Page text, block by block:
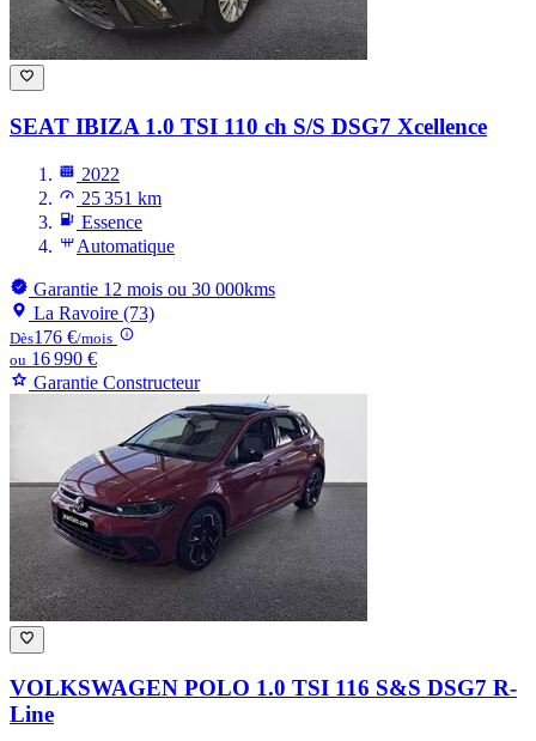
SEAT IBIZA 1.0 TSI 110 ch S/S DSG7 Xcellence
2022
25 351 km
Essence
Automatique
Garantie 12 mois ou 30 000kms
La Ravoire (73)
Dès176 €/mois
ou 16 990 €
Garantie Constructeur
VOLKSWAGEN POLO 1.0 TSI 116 S&S DSG7 R-
Line